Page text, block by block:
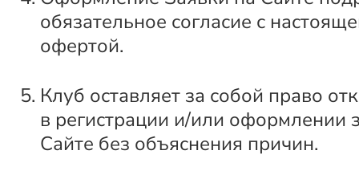
обязательное согласие с
офертой.
Клуб оставляет за собой право
в регистрации и/или оформлении
Сайте без объяснения причин.